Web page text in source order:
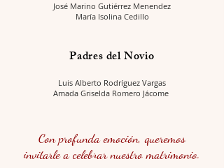
José Marino Gutiérrez Menendez
María Isolina Cedillo
Padres del Novio
Luis Alberto Rodríguez Vargas
Amada Griselda Romero Jácome
Con profunda emoción, queremos
invitarle a celebrar nuestro matrimonio.